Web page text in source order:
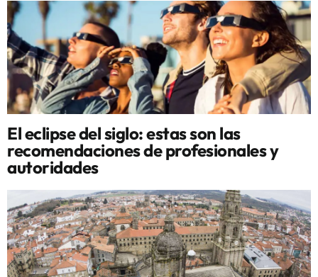
El eclipse del siglo: estas son las
recomendaciones de profesionales y
autoridades